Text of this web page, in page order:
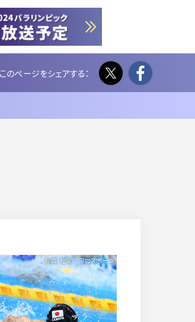
Twitter
写真：松尾/アフロスポーツ